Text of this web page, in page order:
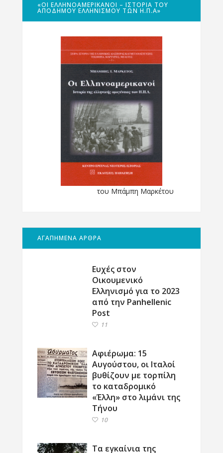
«ΟΙ ΕΛΛΗΝΟΑΜΕΡΙΚΑΝΟΊ – ΙΣΤΟΡΊΑ ΤΟΥ
ΑΠΌΔΗΜΟΥ ΕΛΛΗΝΙΣΜΟΎ ΤΩΝ Η.Π.Α»
του Μπάμπη Μαρκέτου
ΑΓΑΠΗΜΕΝΑ ΑΡΘΡΑ
Ευχές στον
Οικουμενικό
Ελληνισμό για το 2023
από την Panhellenic
Post
11
Αφιέρωμα: 15
Αυγούστου, οι Ιταλοί
βυθίζουν με τορπίλη
το καταδρομικό
«Έλλη» στο λιμάνι της
Τήνου
10
Τα εγκαίνια της